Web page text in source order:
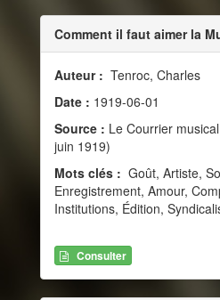
Comment il faut aimer la
Auteur : Tenroc, Charles
Date : 1919-06-01
Source : Le Courrier
juin 1919)
Mots clés : Goût, Artiste,
Enregistrement, Amour,
Institutions, Édition,
Consulter